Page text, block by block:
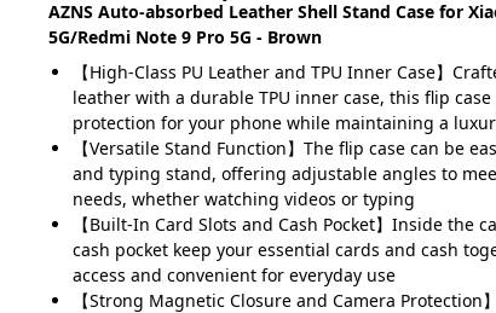
AZNS Auto-absorbed Leather Shell Stand Case for
5G/Redmi Note 9 Pro 5G - Brown
【High-Class PU Leather and TPU Inner Case】
leather with a durable TPU inner case, this flip
protection for your phone while maintaining a
【Versatile Stand Function】The flip case can be
and typing stand, offering adjustable angles to
needs, whether watching videos or typing
【Built-In Card Slots and Cash Pocket】Inside the
cash pocket keep your essential cards and cash
access and convenient for everyday use
【Strong Magnetic Closure and Camera Protection